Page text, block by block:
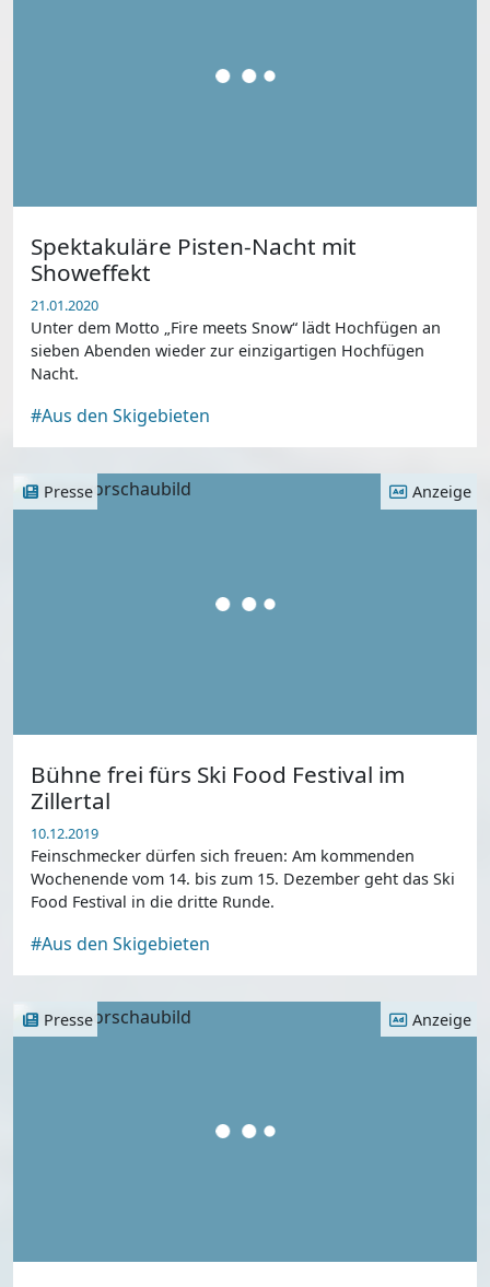
Spektakuläre Pisten-Nacht mit
Showeffekt
21.01.2020
Unter dem Motto „Fire meets Snow“ lädt Hochfügen an
sieben Abenden wieder zur einzigartigen Hochfügen
Nacht.
#Aus den Skigebieten
Presse Anzeige
Bühne frei fürs Ski Food Festival im
Zillertal
10.12.2019
Feinschmecker dürfen sich freuen: Am kommenden
Wochenende vom 14. bis zum 15. Dezember geht das Ski
Food Festival in die dritte Runde.
#Aus den Skigebieten
Presse Anzeige